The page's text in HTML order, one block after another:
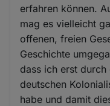
erfahren können.
mag es vielleicht
offenen, freien
Geschichte
dass ich erst
deutschen
habe und damit